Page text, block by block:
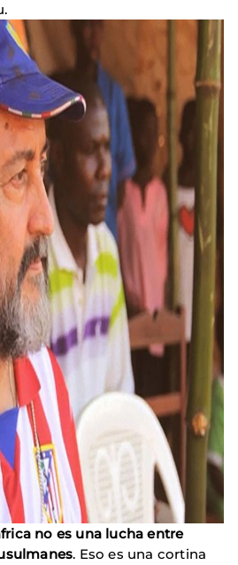
no es una lucha entre
. Eso es una cortina